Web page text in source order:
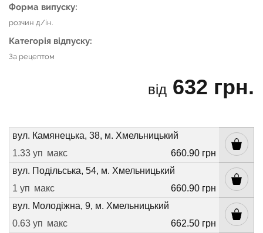
Форма випуску:
розчин д/ін.
Категорія відпуску:
За рецептом
від 632 грн.
вул. Камянецька, 38, м. Хмельницький
1.33 уп макс
660.90 грн
вул. Подільська, 54, м. Хмельницький
1 уп макс
660.90 грн
вул. Молодіжна, 9, м. Хмельницький
0.63 уп макс
662.50 грн